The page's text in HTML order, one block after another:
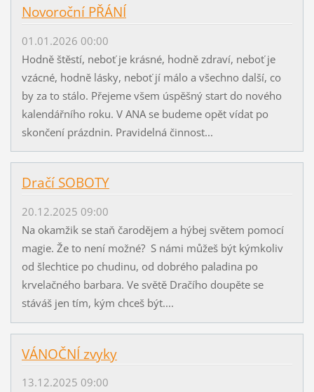
Novoroční PŘÁNÍ
01.01.2026 00:00
Hodně štěstí, neboť je krásné, hodně zdraví, neboť je
vzácné, hodně lásky, neboť jí málo a všechno další, co
by za to stálo. Přejeme všem úspěšný start do nového
kalendářního roku. V ANA se budeme opět vídat po
skončení prázdnin. Pravidelná činnost...
Dračí SOBOTY
20.12.2025 09:00
Na okamžik se staň čarodějem a hýbej světem pomocí
magie. Že to není možné? S námi můžeš být kýmkoliv
od šlechtice po chudinu, od dobrého paladina po
krvelačného barbara. Ve světě Dračího doupěte se
stáváš jen tím, kým chceš být....
VÁNOČNÍ zvyky
13.12.2025 09:00